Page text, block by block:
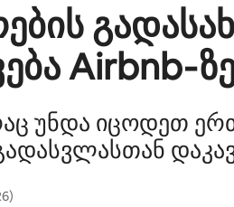
უნდა იცოდეთ
)